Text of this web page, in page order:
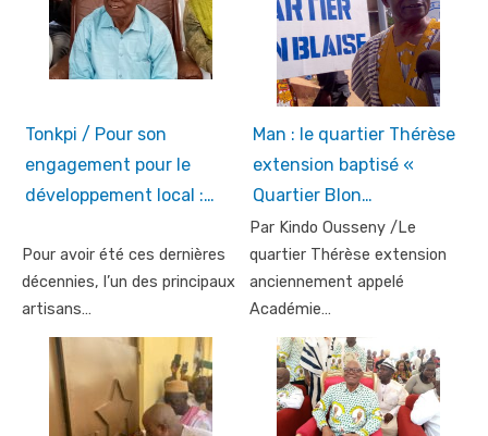
Tonkpi / Pour son
engagement pour le
développement local :…
Pour avoir été ces dernières
décennies, l’un des principaux
artisans…
Man : le quartier Thérèse
extension baptisé «
Quartier Blon…
Par Kindo Ousseny /Le
quartier Thérèse extension
anciennement appelé
Académie…